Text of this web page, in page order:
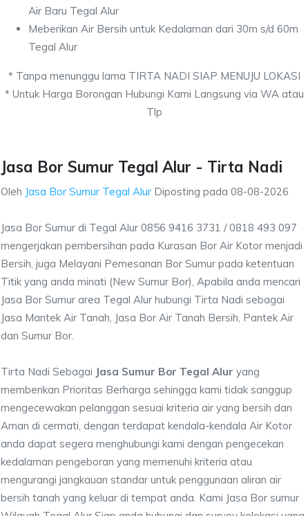
Air Baru Tegal Alur
Meberikan Air Bersih untuk Kedalaman dari 30m s/d 60m
Tegal Alur
* Tanpa menunggu lama TIRTA NADI SIAP MENUJU LOKASI
* Untuk Harga Borongan Hubungi Kami Langsung via WA atau
Tlp
Jasa Bor Sumur Tegal Alur - Tirta Nadi
Oleh Jasa Bor Sumur Tegal Alur Diposting pada 08-08-2026
Jasa Bor Sumur di Tegal Alur 0856 9416 3731 / 0818 493 097
mengerjakan pembersihan pada Kurasan Bor Air Kotor menjadi
Bersih, juga Melayani Pemesanan Bor Sumur pada ketentuan
Titik yang anda minati (New Sumur Bor), Apabila anda mencari
Jasa Bor Sumur area Tegal Alur hubungi Tirta Nadi sebagai
Jasa Mantek Air Tanah, Jasa Bor Air Tanah Bersih, Pantek Air
dan Sumur Bor.
Tirta Nadi Sebagai Jasa Sumur Bor Tegal Alur yang
memberikan Prioritas Berharga sehingga kami tidak sanggup
mengecewakan pelanggan sesuai kriteria air yang bersih dan
Aman di cermati, dengan terdapat kendala-kendala Air Kotor
anda dapat segera menghubungi kami dengan pengecekan
kedalaman pengeboran yang memenuhi kriteria atau
mengurangi jangkauan standar untuk penggunaan aliran air
bersih tanah yang keluar di tempat anda. Kami Jasa Bor sumur